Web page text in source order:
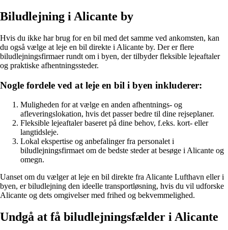
Biludlejning i Alicante by
Hvis du ikke har brug for en bil med det samme ved ankomsten, kan
du også vælge at leje en bil direkte i Alicante by. Der er flere
biludlejningsfirmaer rundt om i byen, der tilbyder fleksible lejeaftaler
og praktiske afhentningssteder.
Nogle fordele ved at leje en bil i byen inkluderer:
Muligheden for at vælge en anden afhentnings- og
afleveringslokation, hvis det passer bedre til dine rejseplaner.
Fleksible lejeaftaler baseret på dine behov, f.eks. kort- eller
langtidsleje.
Lokal ekspertise og anbefalinger fra personalet i
biludlejningsfirmaet om de bedste steder at besøge i Alicante og
omegn.
Uanset om du vælger at leje en bil direkte fra Alicante Lufthavn eller i
byen, er biludlejning den ideelle transportløsning, hvis du vil udforske
Alicante og dets omgivelser med frihed og bekvemmelighed.
Undgå at få biludlejningsfælder i Alicante